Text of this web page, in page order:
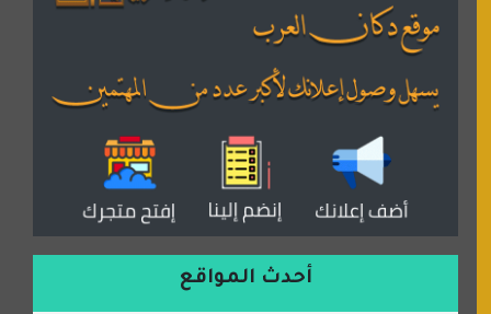
القران للجميع
منتدى همسات روائية
المكتبة الصوتية للقران الكريم
منتدى عدلات
موقع مداد الإسلامي
ورشة زهرة لورا للحدادة
أحدث المواقع